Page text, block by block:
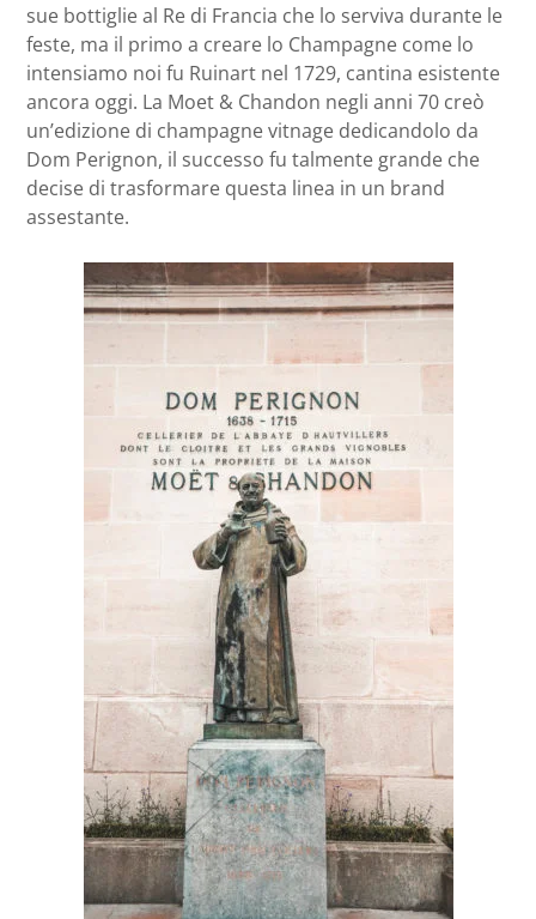
sue bottiglie al Re di Francia che lo serviva durante le
feste, ma il primo a creare lo Champagne come lo
intensiamo noi fu Ruinart nel 1729, cantina esistente
ancora oggi. La Moet & Chandon negli anni 70 creò
un’edizione di champagne vitnage dedicandolo da
Dom Perignon, il successo fu talmente grande che
decise di trasformare questa linea in un brand
assestante.